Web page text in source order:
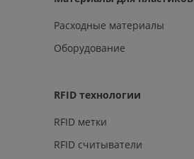
Расходные материалы
Оборудование
RFID технологии
RFID метки
RFID считыватели